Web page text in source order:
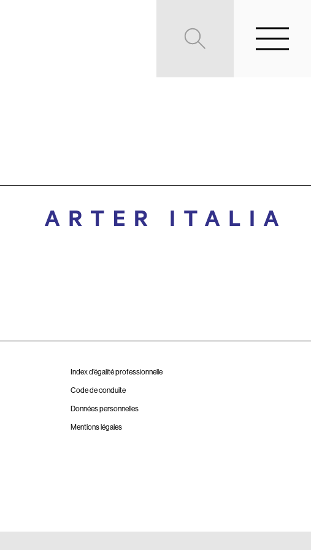
Index d’égalité professionnelle
Code de conduite
Données personnelles
Mentions légales